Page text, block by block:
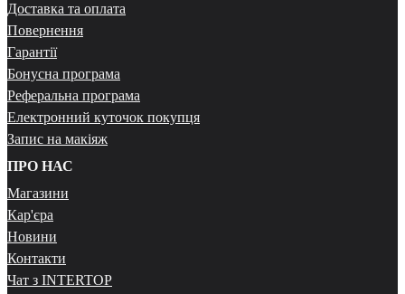
Доставка та оплата
Повернення
Гарантії
Бонусна програма
Реферальна програма
Електронний куточок покупця
Запис на макіяж
ПРО НАС
Магазини
Кар'єра
Новини
Контакти
Чат з INTERTOP